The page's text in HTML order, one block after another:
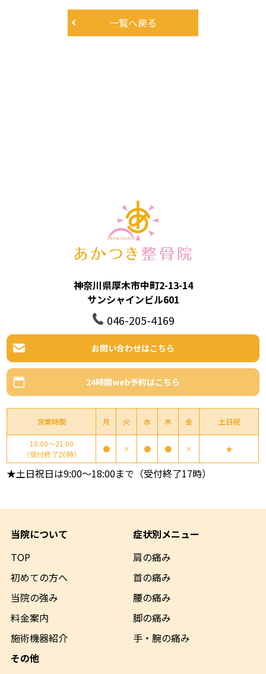
一覧へ戻る
神奈川県厚木市中町2-13-14
サンシャインビル601
046-205-4169
お問い合わせはこちら
24時間web予約はこちら
営業時間 月 火 水 木 金 土日祝
10:00～21:00
（受付終了20時）
● × ● ● × ★
★土日祝日は9:00～18:00まで（受付終了17時）
当院について
TOP
初めての方へ
当院の強み
料金案内
施術機器紹介
症状別メニュー
肩の痛み
首の痛み
腰の痛み
脚の痛み
手・腕の痛み
その他